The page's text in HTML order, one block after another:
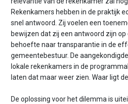
Rekenkamers hebben in de praktijk
snel antwoord. Zij voelen een
bewijzen dat zij een antwoord zijn
behoefte naar transparantie in de
gemeentebestuur. De
lokale rekenkamers in de
laten dat maar weer zien. Waar ligt
De oplossing voor het dilemma is